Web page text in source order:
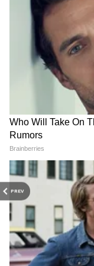
PREV
Related Articles
Most Visited
काय शोधतात? तुम्हीही
RECOMMENDED